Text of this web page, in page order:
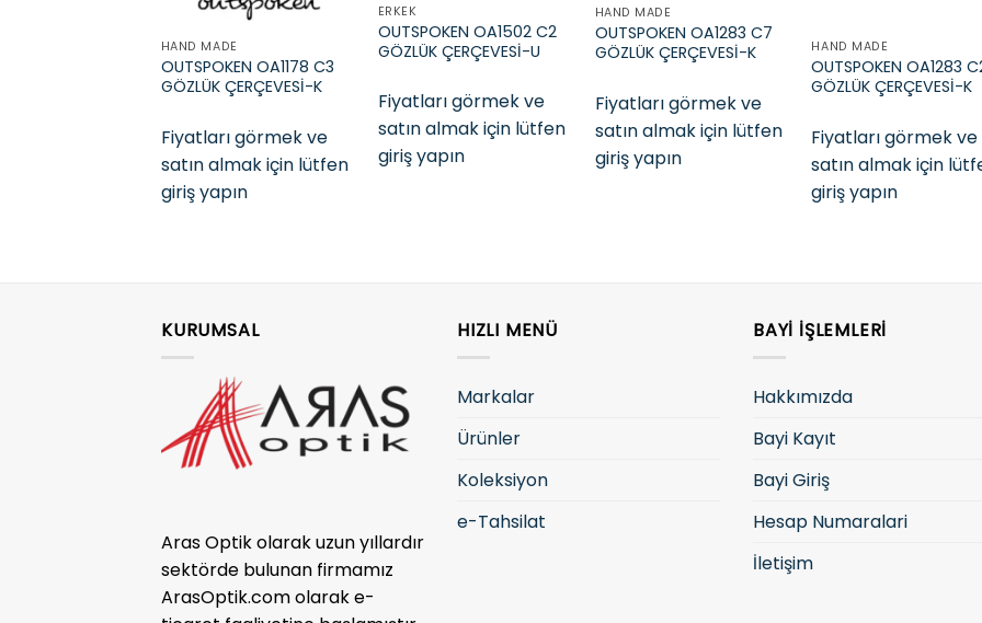
HAND MADE
OUTSPOKEN OA1178 C3
GÖZLÜK ÇERÇEVESİ-K
Fiyatları görmek ve
satın almak için lütfen
giriş yapın
ERKEK
OUTSPOKEN OA1502 C2
GÖZLÜK ÇERÇEVESİ-U
Fiyatları görmek ve
satın almak için lütfen
giriş yapın
HAND MADE
OUTSPOKEN OA1283 C7
GÖZLÜK ÇERÇEVESİ-K
Fiyatları görmek ve
satın almak için lütfen
giriş yapın
HAND MADE
OUTSPOKEN OA1283
GÖZLÜK ÇERÇEVESİ-K
Fiyatları görmek ve
satın almak için
giriş yapın
KURUMSAL
Aras Optik olarak uzun yıllardır
sektörde bulunan firmamız
ArasOptik.com olarak e-
HIZLI MENÜ
Markalar
Ürünler
Koleksiyon
e-Tahsilat
BAYI İŞLEMLERI
Hakkımızda
Bayi Kayıt
Bayi Giriş
Hesap Numaralari
İletişim